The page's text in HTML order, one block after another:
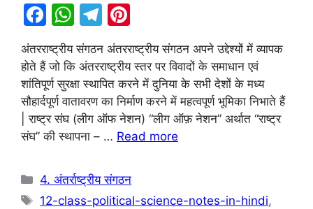
F
c
e
b
o
o
k
W
h
at
s
A
p
p
T
el
e
gr
a
m
nt
er
e
st
अंतरराष्ट्रीय संगठन अंतरराष्ट्रीय संगठन अपने उद्देश्यों में व्यापक
होते हैं जो कि अंतरराष्ट्रीय स्तर पर विवादों के समाधान एवं
शांतिपूर्ण सुरक्षा स्थापित करने में दुनिया के सभी देशों के मध्य
सौहार्दपूर्ण वातावरण का निर्माण करने में महत्वपूर्ण भूमिका निभाते हैं
| राष्ट्र संघ (लीग ऑफ नेशन) “लीग ऑफ़ नेशन” अर्थात “राष्ट्र
संघ” की स्थापना – … Read more
Categories
4. अंतर्राष्ट्रीय संगठन
Tags
12-class-political-science-notes-in-hindi,